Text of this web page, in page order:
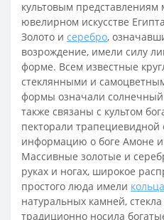
культовым
ювелирном искусстве
Золото и серебро,
возрождение, имели силу
форме. Всем известные
стеклянными и
формы означали солнечный
также связаны с культом
пекторали
информацию о боге Амоне и
Массивные золотые и
руках и ногах, широкое
простого люда имели кольца
натуральных камней,
традиционно носила